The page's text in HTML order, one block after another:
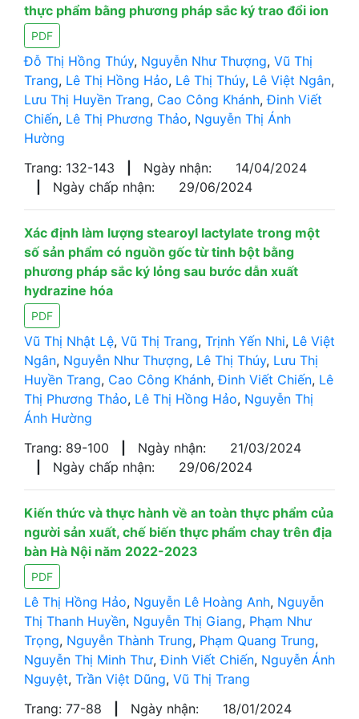
thực phẩm bằng phương pháp sắc ký trao đổi ion
PDF
Đỗ Thị Hồng Thúy, Nguyễn Như Thượng, Vũ Thị
Trang, Lê Thị Hồng Hảo, Lê Thị Thúy, Lê Việt Ngân,
Lưu Thị Huyền Trang, Cao Công Khánh,Đinh Viết
Chiến, Lê Thị Phương Thảo, Nguyễn Thị Ánh
Hường
Trang: 132-143
Ngày nhận:
14/04/2024
Ngày chấp nhận: 29/06/2024
Xác định làm lượng stearoyl lactylate trong một
số sản phẩm có nguồn gốc từ tinh bột bằng
phương pháp sắc ký lỏng sau bước dẫn xuất
hydrazine hóa
PDF
Vũ Thị Nhật Lệ, Vũ Thị Trang, Trịnh Yến Nhi, Lê Việt
Ngân, Nguyễn Như Thượng, Lê Thị Thúy, Lưu Thị
Huyền Trang, Cao Công Khánh,Đinh Viết Chiến, Lê
Thị Phương Thảo, Lê Thị Hồng Hảo, Nguyễn Thị
Ánh Hường
Trang: 89-100
Ngày nhận:
21/03/2024
Ngày chấp nhận: 29/06/2024
Kiến thức và thực hành về an toàn thực phẩm của
người sản xuất, chế biến thực phẩm chay trên địa
bàn Hà Nội năm 2022-2023
PDF
Lê Thị Hồng Hảo, Nguyễn Lê Hoàng Anh, Nguyễn
Thị Thanh Huyền, Nguyễn Thị Giang, Phạm Như
Trọng, Nguyễn Thành Trung, Phạm Quang Trung,
Nguyễn Thị Minh Thư,Đinh Viết Chiến, Nguyễn Ánh
Nguyệt, Trần Việt Dũng, Vũ Thị Trang
Trang: 77-88
Ngày nhận:
18/01/2024